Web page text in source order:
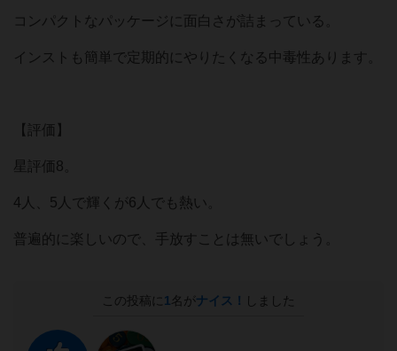
コンパクトなパッケージに面白さが詰まっている。
インストも簡単で定期的にやりたくなる中毒性あります。
【評価】
星評価8。
4人、5人で輝くが6人でも熱い。
普遍的に楽しいので、手放すことは無いでしょう。
この投稿に 1 名がナイス！ しました